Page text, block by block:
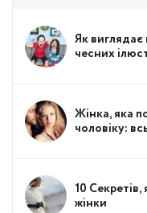
Як виглядає
чесних
Жінка, яка
чоловіку:
10
жінки